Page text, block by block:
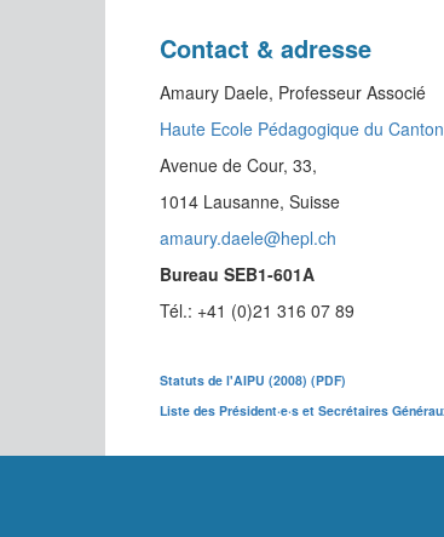
Contact & adresse
Amaury Daele, Professeur Associé
Haute Ecole Pédagogique du
Avenue de Cour, 33,
1014 Lausanne, Suisse
amaury.daele@hepl.ch
Bureau SEB1-601A
Tél.: +41 (0)21 316 07 89
Statuts de l'AIPU (2008) (PDF)
Liste des Président·e·s et Secrétaires